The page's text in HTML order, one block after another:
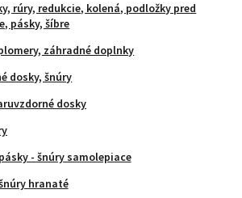
rúry, redukcie, kolená, podložky pred
pásky, šíbre
záhradné doplnky
dosky, šnúry
dosky
- šnúry samolepiace
hranaté